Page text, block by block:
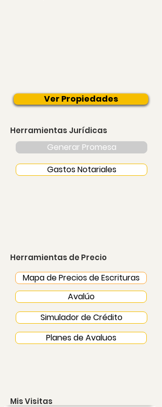
Ver Propiedades
Herramientas Jurídicas
Generar Promesa
Gastos Notariales
Herramientas de Precio
Mapa de Precios de Escrituras
Avalúo
Simulador de Crédito
Planes de Avaluos
Mis Visitas